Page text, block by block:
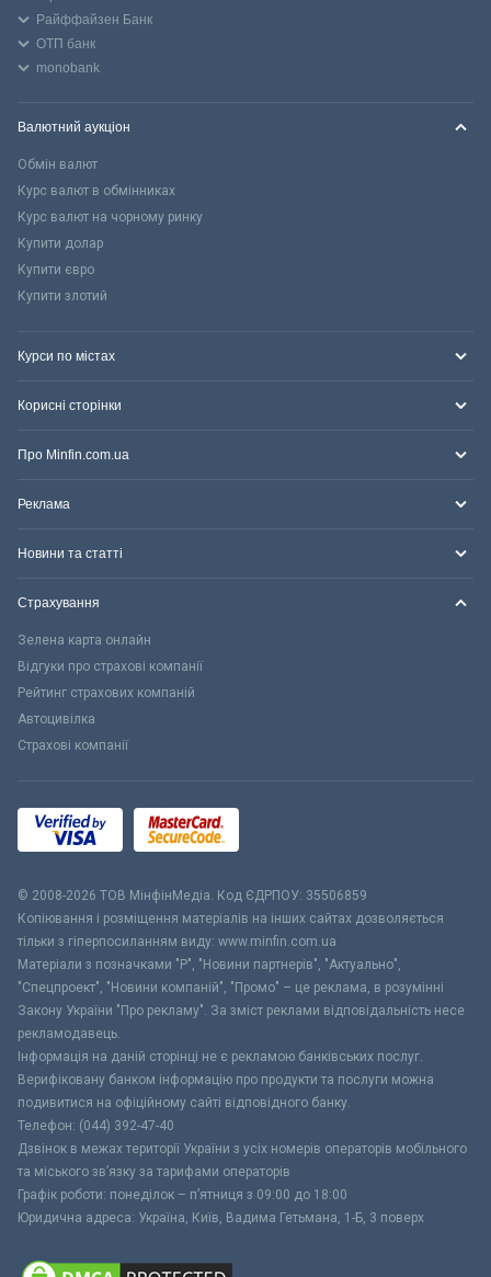
Райффайзен Банк
ОТП банк
monobank
Валютний аукціон
Обмін валют
Курс валют в обмінниках
Курс валют на чорному ринку
Купити долар
Купити євро
Купити злотий
Курси по містах
Корисні сторінки
Про Minfin.com.ua
Реклама
Новини та статті
Страхування
Зелена карта онлайн
Відгуки про страхові компанії
Рейтинг страхових компаній
Автоцивілка
Страхові компанії
© 2008-2026 ТОВ МiнфiнМедiа. Код ЄДРПОУ: 35506859
Копіювання і розміщення матеріалів на інших сайтах дозволяється
тільки з гіперпосиланням виду: www.minfin.com.ua
Матеріали з позначками "Р", "Новини партнерів", "Актуально",
"Спецпроект", "Новини компаній", "Промо" – це реклама, в розумінні
Закону України "Про рекламу". За зміст реклами відповідальність несе
рекламодавець.
Інформація на даній сторінці не є рекламою банківських послуг.
Верифіковану банком інформацію про продукти та послуги можна
подивитися на офіційному сайті відповідного банку.
Телефон: (044) 392-47-40
Дзвінок в межах території України з усіх номерів операторів мобільного
та міського зв’язку за тарифами операторів
Графік роботи: понеділок – п’ятниця з 09:00 до 18:00
Юридична адреса: Україна, Київ, Вадима Гетьмана, 1-Б, 3 поверх